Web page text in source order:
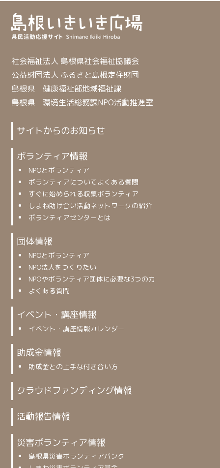
社会福祉法人 島根県社会福祉協議会
公益財団法人 ふるさと島根定住財団
島根県 健康福祉部地域福祉課
島根県 環境生活総務課NPO活動推進室
サイトからのお知らせ
ボランティア情報
NPOとボランティア
ボランティアについてよくある質問
すぐに始められる収集ボランティア
しまね助け合い活動ネットワークの紹介
ボランティアセンターとは
団体情報
NPOとボランティア
NPO法人をつくりたい
NPOやボランティア団体に必要な3つの力
よくある質問
イベント・講座情報
イベント・講座情報カレンダー
助成金情報
助成金との上手な付き合い方
クラウドファンディング情報
活動報告情報
災害ボランティア情報
島根県災害ボランティアバンク